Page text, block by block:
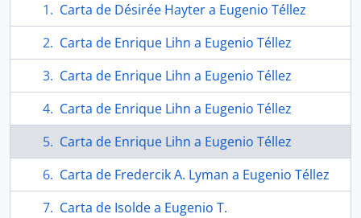
Carta de Désirée Hayter a Eugenio Téllez
Carta de Enrique Lihn a Eugenio Téllez
Carta de Enrique Lihn a Eugenio Téllez
Carta de Enrique Lihn a Eugenio Téllez
Carta de Enrique Lihn a Eugenio Téllez
Carta de Fredercik A. Lyman a Eugenio Téllez
Carta de Isolde a Eugenio T.